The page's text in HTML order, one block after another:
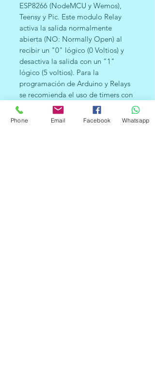
ESP8266 (NodeMCU y Wemos),
Teensy y Pic. Este modulo Relay
activa la salida normalmente
abierta (NO: Normally Open) al
recibir un "0" lógico (0 Voltios) y
desactiva la salida con un "1"
lógico (5 voltios). Para la
programación de Arduino y Relays
se recomienda el uso de timers con
la función "millis()" y de esa forma
no utilizar la función "delay" que
Phone Email Facebook Whatsapp